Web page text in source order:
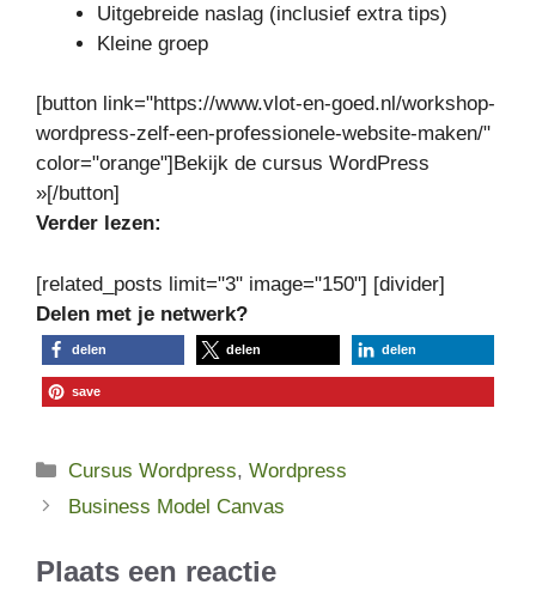
Uitgebreide naslag (inclusief extra tips)
Kleine groep
[button link="https://www.vlot-en-goed.nl/workshop-
wordpress-zelf-een-professionele-website-maken/"
color="orange"]Bekijk de cursus WordPress
»[/button]
Verder lezen:
[related_posts limit="3" image="150"] [divider]
Delen met je netwerk?
delen delen delen
save
Categorieën
Cursus Wordpress,Wordpress
Business Model Canvas
Plaats een reactie